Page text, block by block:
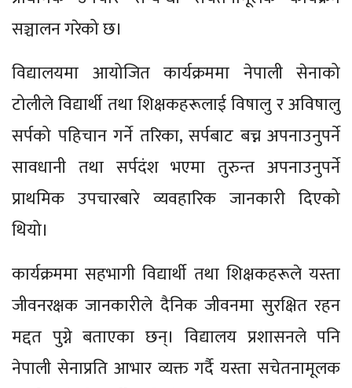
सञ्चालन गरेको छ।
विद्यालयमा आयोजित कार्यक्रममा नेपाली सेनाको
टोलीले विद्यार्थी तथा शिक्षकहरूलाई विषालु र अविषालु
सर्पको पहिचान गर्ने तरिका, सर्पबाट बच्न अपनाउनुपर्ने
सावधानी तथा सर्पदंश भएमा तुरुन्त अपनाउनुपर्ने
प्राथमिक उपचारबारे व्यवहारिक जानकारी दिएको
थियो।
कार्यक्रममा सहभागी विद्यार्थी तथा शिक्षकहरूले यस्ता
जीवनरक्षक जानकारीले दैनिक जीवनमा सुरक्षित रहन
मद्दत पुग्ने बताएका छन्। विद्यालय प्रशासनले पनि
नेपाली सेनाप्रति आभार व्यक्त गर्दै यस्ता सचेतनामूलक